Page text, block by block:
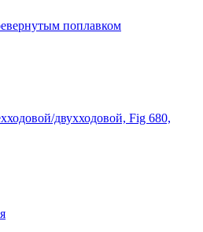
поплавком
двухходовой, Fig 680,